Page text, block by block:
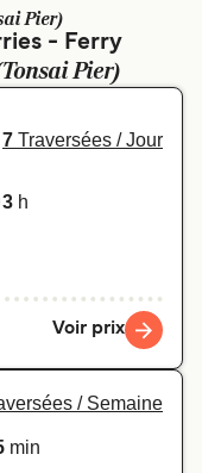
Pier)
- Ferry
Pier)
7 Traversées / Jour
3 h
Voir prix
/ Semaine
min